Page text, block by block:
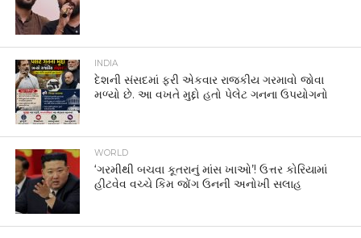
INDIA
દેશની સંસદમાં ફરી એકવાર રાજકીય ગરમાવો જોવા
મળ્યો છે. આ વખતે મુદ્દો હતો પેલેટ ગનના ઉપયોગનો
WORLD
‘ગરમીથી બચવા કૂતરાનું માંસ ખાઓ’! ઉત્તર કોરિયામાં
હીટવેવ વચ્ચે કિમ જોંગ ઉનની અનોખી સલાહ